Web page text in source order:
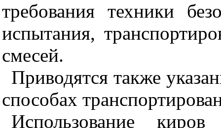
требования техники
испытания,
смесей.
Приводятся также
способах
Использование